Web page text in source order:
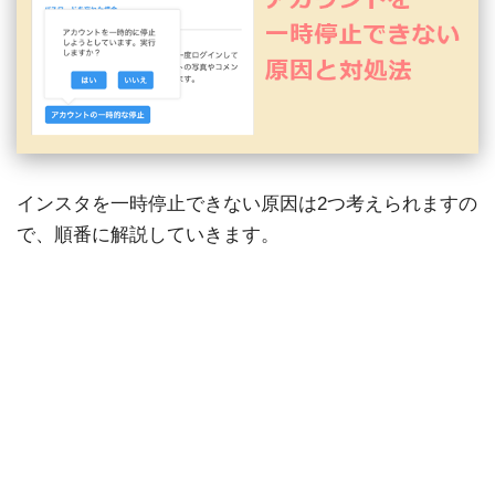
インスタを一時停止できない原因は2つ考えられますの
で、順番に解説していきます。